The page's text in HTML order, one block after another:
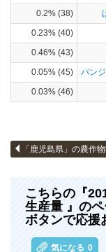
0.2% (38)
0.23% (40)
0.46% (43)
0.05% (45)
パン
0.03% (46)
「鹿児島県」の農作
こちらの『
生産量 』の
ボタンで応援
気になる 0